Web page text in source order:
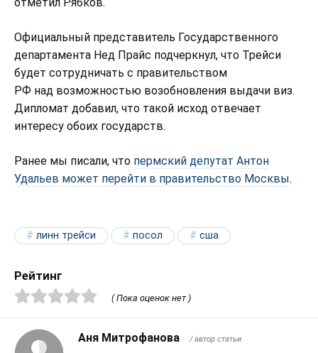
Официальный представитель Государственного
департамента Нед Прайс подчеркнул, что Трейси
будет сотрудничать с правительством
РФ над возможностью возобновления выдачи виз.
Дипломат добавил, что такой исход отвечает
интересу обоих государств.
Ранее мы писали, что пермский депутат Антон
Удальев может перейти в правительство Москвы.
линн трейси посол сша
Рейтинг
( Пока оценок нет )
Аня Митрофанова / автор статьи